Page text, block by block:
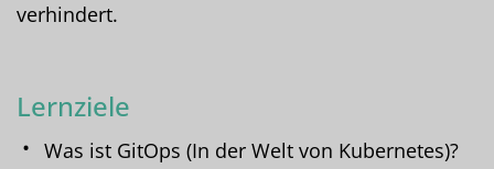
verhindert.
Lernziele
Was ist GitOps (In der Welt von Kubernetes)?